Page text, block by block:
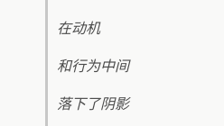
在动机
和行为中间
落下了阴影